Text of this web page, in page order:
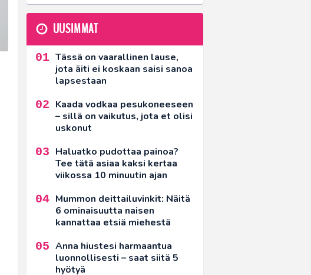
UUSIMMAT
Tässä on vaarallinen lause,
jota äiti ei koskaan saisi sanoa
lapsestaan
Kaada vodkaa pesukoneeseen
– sillä on vaikutus, jota et olisi
uskonut
Haluatko pudottaa painoa?
Tee tätä asiaa kaksi kertaa
viikossa 10 minuutin ajan
Mummon deittailuvinkit: Näitä
6 ominaisuutta naisen
kannattaa etsiä miehestä
Anna hiustesi harmaantua
luonnollisesti – saat siitä 5
hyötyä